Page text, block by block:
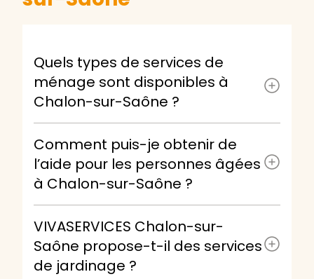
Quels types de services de
ménage sont disponibles à
Chalon-sur-Saône ?
Comment puis-je obtenir de
l’aide pour les personnes âgées
à Chalon-sur-Saône ?
VIVASERVICES Chalon-sur-
Saône propose-t-il des services
de jardinage ?